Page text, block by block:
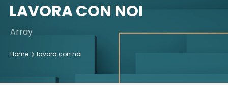
LAVORA CON NOI
Array
Home lavora con noi